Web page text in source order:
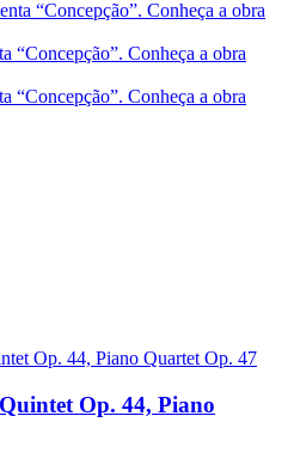
“Concepção”. Conheça a obra
“Concepção”. Conheça a obra
Op. 44, Piano